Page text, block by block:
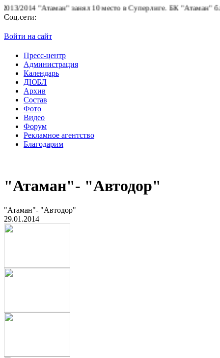
занял 10 место в Суперлиге.БК "Атаман" благодарит
Соц.сети:
Войти на сайт
Пресс-центр
Администрация
Календарь
ДЮБЛ
Архив
Состав
Фото
Видео
Форум
Рекламное агентство
Благодарим
"Атаман"- "Автодор"
"Атаман"- "Автодор"
29.01.2014